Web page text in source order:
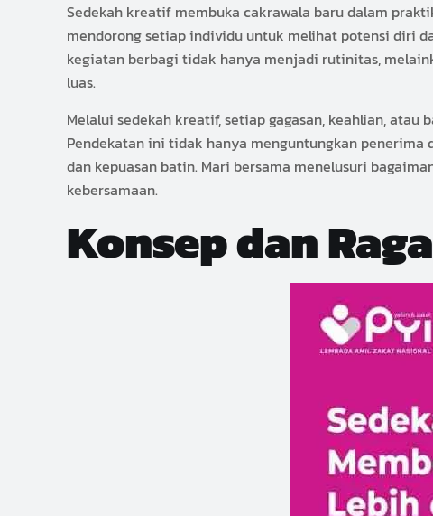
Sedekah kreatif membuka cakrawala baru dalam
mendorong setiap individu untuk melihat potensi diri
kegiatan berbagi tidak hanya menjadi rutinitas,
luas.
Melalui sedekah kreatif, setiap gagasan, keahlian,
Pendekatan ini tidak hanya menguntungkan penerima
dan kepuasan batin. Mari bersama menelusuri
kebersamaan.
Konsep dan